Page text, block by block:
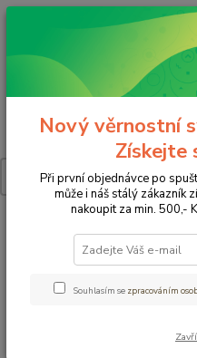
Menu
Akuku Hrníček se silikonovým
Akuku Hrníček
náustkem
Nový věrnostní
Získejte
Při první objednávce po
může i náš stálý zákazník
nakoupit za min. 500,-
Souhlasím se zpracováním